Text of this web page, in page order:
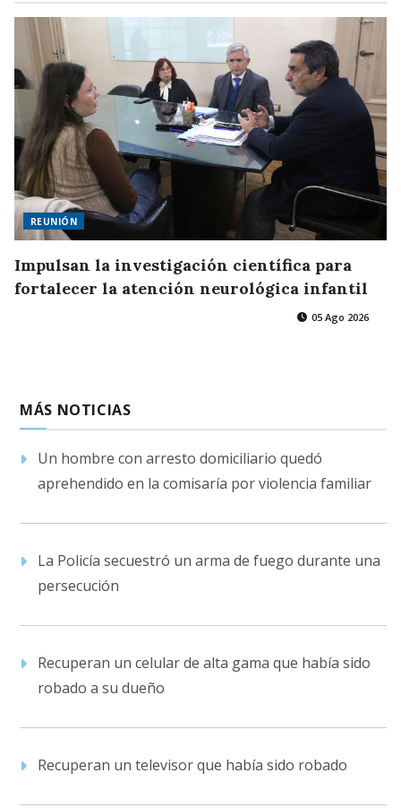
REUNIÓN
Impulsan la investigación científica para
fortalecer la atención neurológica infantil
05 Ago 2026
MÁS NOTICIAS
Un hombre con arresto domiciliario quedó
aprehendido en la comisaría por violencia familiar
La Policía secuestró un arma de fuego durante una
persecución
Recuperan un celular de alta gama que había sido
robado a su dueño
Recuperan un televisor que había sido robado